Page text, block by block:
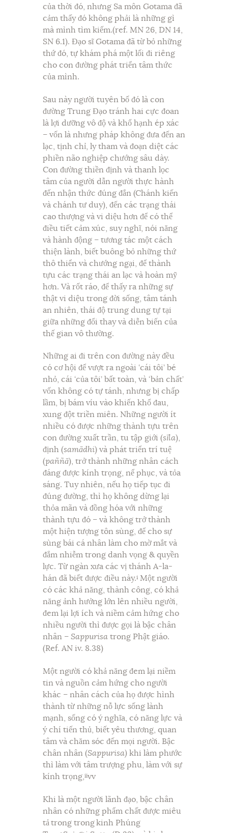
của thời đó, nhưng Sa môn Gotama đã
cảm thấy đó không phải là những gì
mà mình tìm kiếm.(ref. MN 26, DN 14,
SN 6.1). Đạo sĩ Gotama đã từ bỏ những
thứ đó, tự khám phá một lối đi riêng
cho con đường phát triển tâm thức
của mình.
Sau này người tuyên bố đó là con
đường Trung Đạo tránh hai cực đoan
là lợi dưỡng vô độ và khổ hạnh ép xác
– vốn là nhưng pháp không đưa đến an
lạc, tịnh chỉ, ly tham và đoạn diệt các
phiền não nghiệp chướng sâu dày.
Con đường thiền định và thanh lọc
tâm của người dẫn người thực hành
đến nhận thức đúng đắn (Chánh kiến
và chánh tư duy), đến các trạng thái
cao thượng và vi diệu hơn để có thể
điều tiết cảm xúc, suy nghĩ, nói năng
và hành động – tương tác một cách
thiện lành, biết buông bỏ những thứ
thô thiển và chướng ngại, để thành
tựu các trạng thái an lạc và hoàn mỹ
hơn. Và rốt ráo, để thấy ra những sự
thật vi diệu trong đời sống, tâm tánh
an nhiên, thái độ trung dung tự tại
giữa những đổi thay và diễn biến của
thế gian vô thường.
Những ai đi trên con đường này đều
có cơ hội để vượt ra ngoài ‘cái tôi’ bé
nhỏ, cái ‘của tôi’ bất toàn, và ‘bản chất’
vốn không có tự tánh, nhưng bị chấp
lầm, bị bám víu vào khiến khổ đau,
xung đột triền miên. Những người ít
nhiều có được những thành tựu trên
con đường xuất trần, tu tập giới (sīla),
định (samādhi) và phát triển trí tuệ
(paññā), trở thành những nhân cách
đáng được kính trọng, nể phục, và tỏa
sáng. Tuy nhiên, nếu họ tiếp tục đi
đúng đường, thì họ không dừng lại
thỏa mãn và đồng hóa với những
thành tựu đó – và không trở thành
một hiện tượng tôn sùng, để cho sự
sùng bái cá nhân làm cho mờ mắt và
đắm nhiễm trong danh vọng & quyền
lực. Từ ngàn xưa các vị thánh A-la-
hán đã biết được điều này.i Một người
có các khả năng, thành công, có khả
năng ảnh hưởng lớn lên nhiều người,
đem lại lợi ích và niềm cảm hứng cho
nhiều người thì được gọi là bậc chân
nhân – Sappurisa trong Phật giáo.
(Ref. AN iv. 8.38)
Một người có khả năng đem lại niềm
tin và nguồn cảm hứng cho người
khác – nhân cách của họ được hình
thành từ những nỗ lực sống lành
mạnh, sống có ý nghĩa, có năng lực và
ý chí tiến thủ, biết yêu thương, quan
tâm và chăm sóc đến mọi người. Bậc
chân nhân (Sappurisa) khi làm phước
thì làm với tâm trượng phu, làm với sự
kính trọng, iivv
Khi là một người lãnh đạo, bậc chân
nhân có những phẩm chất được miêu
tả trong trong kinh Phúng